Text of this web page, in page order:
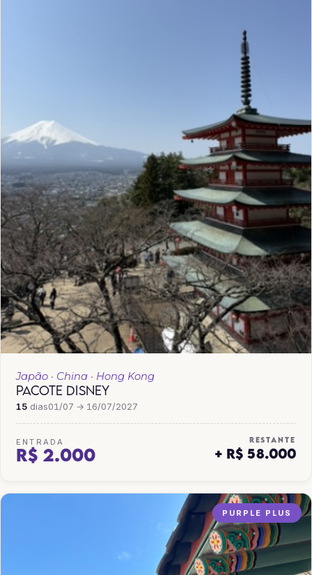
Japão · China · Hong Kong
PACOTE DISNEY
15 dias01/07 → 16/07/2027
ENTRADA
R$ 2.000
RESTANTE
+ R$ 58.000
PURPLE PLUS